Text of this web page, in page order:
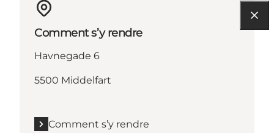
Comment s’y rendre
Havnegade 6
5500 Middelfart
Comment s’y rendre